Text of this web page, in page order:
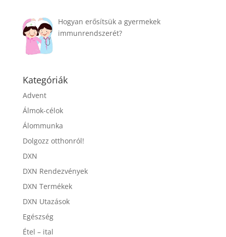
Hogyan erősítsük a gyermekek
immunrendszerét?
Kategóriák
Advent
Álmok-célok
Álommunka
Dolgozz otthonról!
DXN
DXN Rendezvények
DXN Termékek
DXN Utazások
Egészség
Étel – ital